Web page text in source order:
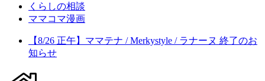
くらしの相談
ママコマ漫画
【8/26 正午】ママテナ / Merkystyle / ラナーヌ 終了のお
知らせ